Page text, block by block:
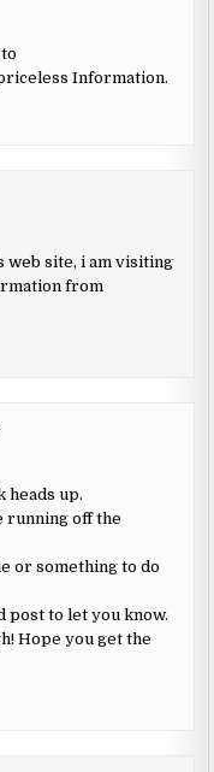
Information.
web site, i am visiting
from
heads up.
running off the
or something to do
post to let you know.
Hope you get the